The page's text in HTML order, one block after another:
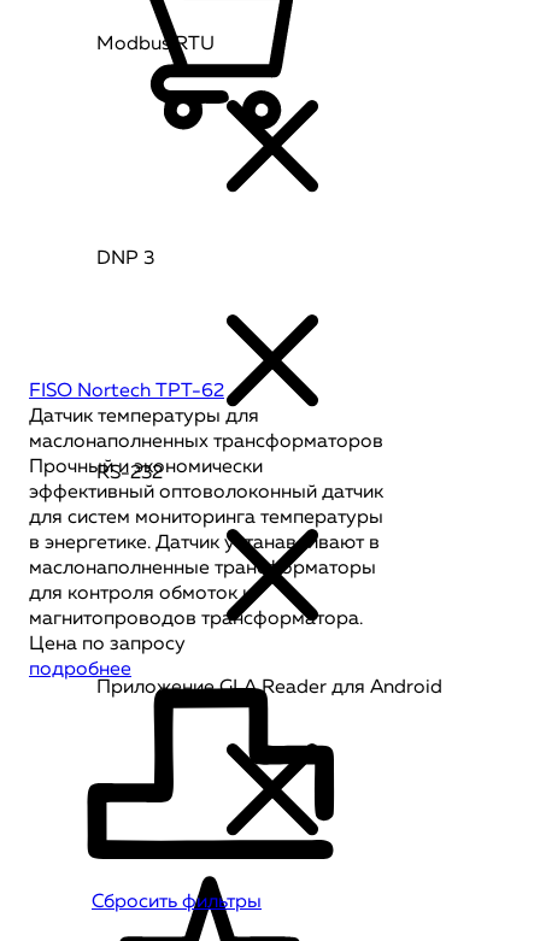
FISO Nortech TPT-62
Датчик температуры для
маслонаполненных трансформаторов
Прочный и экономически
эффективный оптоволоконный датчик
для систем мониторинга температуры
в энергетике. Датчик устанавливают в
маслонаполненные трансформаторы
для контроля обмоток и
магнитопроводов трансформатора.
Цена по запросу
подробнее
Modbus RTU
DNP 3
RS-232
Приложение GLA Reader для Android
Сбросить фильтры